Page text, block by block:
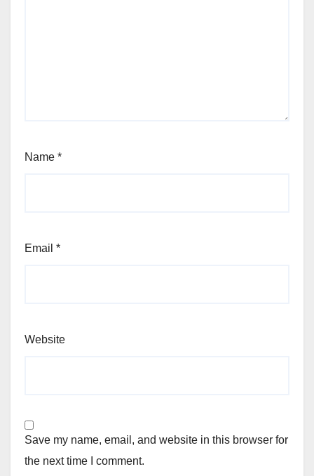
Name *
Email *
Website
Save my name, email, and website in this browser for
the next time I comment.